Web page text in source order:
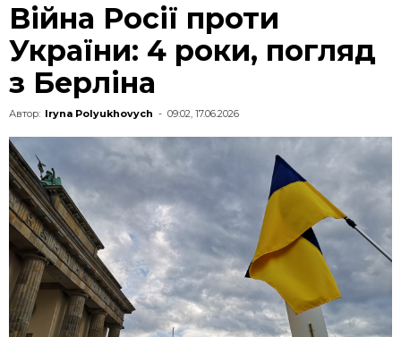
Війна Росії проти
України: 4 роки, погляд
з Берліна
Автор: Iryna Polyukhovych - 09:02, 17.06.2026